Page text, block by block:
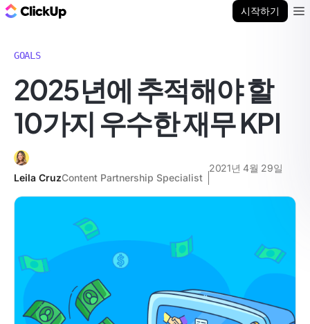
시작하기
GOALS
2025년에 추적해야 할
10가지 우수한 재무 KPI
Leila CruzContent Partnership Specialist
2021년 4월 29일